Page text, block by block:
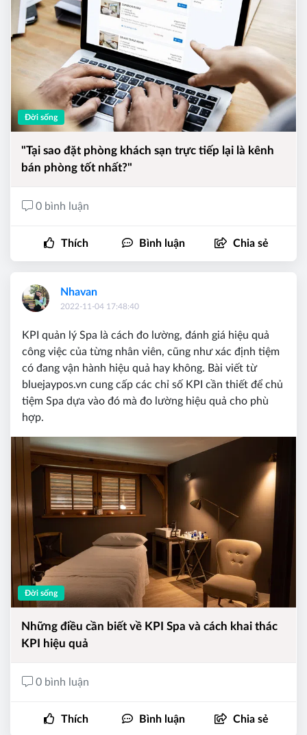
Đời sống
"Tại sao đặt phòng khách sạn trực tiếp lại là kênh
bán phòng tốt nhất?"
0 bình luận
Thích Bình luận Chia sẻ
Nhavan
2022-11-04 17:48:40
KPI quản lý Spa là cách đo lường, đánh giá hiệu quả
công việc của từng nhân viên, cũng như xác định tiệm
có đang vận hành hiệu quả hay không. Bài viết từ
bluejaypos.vn cung cấp các chỉ số KPI cần thiết để chủ
tiệm Spa dựa vào đó mà đo lường hiệu quả cho phù
hợp.
Đời sống
Những điều cần biết về KPI Spa và cách khai thác
KPI hiệu quả
0 bình luận
Thích Bình luận Chia sẻ